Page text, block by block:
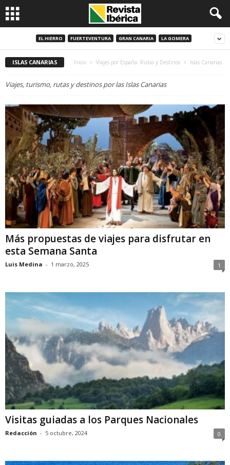
EL HIERRO FUERTEVENTURA GRAN CANARIA LA GOMERA
ISLAS CANARIAS Inicio Viajes por España: Rutas y Destinos Islas Canarias
Viajes, turismo, rutas y destinos por las Islas Canarias
Más propuestas de viajes para disfrutar en
esta Semana Santa
Luis Medina - 1 marzo, 2025 1
Visitas guiadas a los Parques Nacionales
Redacción - 5 octubre, 2024 0